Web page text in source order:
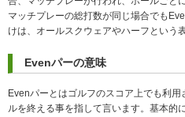
マッチプレーの総打数が同じ場合でも
けは、オールスクウェアやハーフという
Evenパーの意味
Evenパーとはゴルフのスコア上でも利
ルを終える事を指して言います。基本的